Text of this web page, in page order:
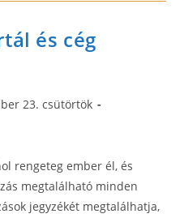
és cég
23. csütörtök
rengeteg ember él, és
megtalálható minden
jegyzékét megtalálhatja,